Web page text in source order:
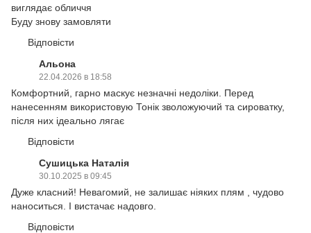
виглядає обличчя
Буду знову замовляти
Відповісти
Альона
22.04.2026 в 18:58
Комфортний, гарно маскує незначні недоліки. Перед
нанесенням використовую Тонік зволожуючий та сироватку,
після них ідеально лягає
Відповісти
Сушицька Наталія
30.10.2025 в 09:45
Дуже класний! Невагомий, не залишає ніяких плям , чудово
наноситься. І вистачає надовго.
Відповісти